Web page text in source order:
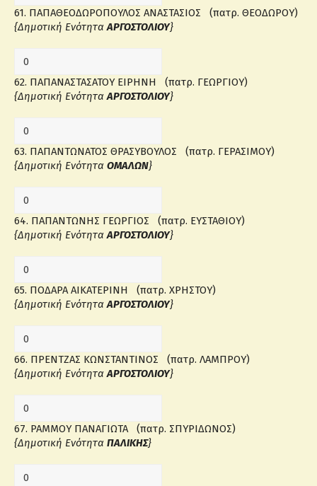
61. ΠΑΠΑΘΕΟΔΩΡΟΠΟΥΛΟΣ ΑΝΑΣΤΑΣΙΟΣ (πατρ. ΘΕΟΔΩΡΟΥ)
{Δημοτική ΕνότηταΑΡΓΟΣΤΟΛΙΟΥ}
62. ΠΑΠΑΝΑΣΤΑΣΑΤΟΥ ΕΙΡΗΝΗ (πατρ. ΓΕΩΡΓΙΟΥ)
{Δημοτική ΕνότηταΑΡΓΟΣΤΟΛΙΟΥ}
63. ΠΑΠΑΝΤΩΝΑΤΟΣ ΘΡΑΣΥΒΟΥΛΟΣ (πατρ. ΓΕΡΑΣΙΜΟΥ)
{Δημοτική Ενότητα ΟΜΑΛΩΝ}
64. ΠΑΠΑΝΤΩΝΗΣ ΓΕΩΡΓΙΟΣ (πατρ. ΕΥΣΤΑΘΙΟΥ)
{Δημοτική ΕνότηταΑΡΓΟΣΤΟΛΙΟΥ}
65. ΠΟΔΑΡΑ ΑΙΚΑΤΕΡΙΝΗ (πατρ. ΧΡΗΣΤΟΥ)
{Δημοτική ΕνότηταΑΡΓΟΣΤΟΛΙΟΥ}
66. ΠΡΕΝΤΖΑΣ ΚΩΝΣΤΑΝΤΙΝΟΣ (πατρ. ΛΑΜΠΡΟΥ)
{Δημοτική ΕνότηταΑΡΓΟΣΤΟΛΙΟΥ}
67. ΡΑΜΜΟΥ ΠΑΝΑΓΙΩΤΑ (πατρ. ΣΠΥΡΙΔΩΝΟΣ)
{Δημοτική Ενότητα ΠΑΛΙΚΗΣ}